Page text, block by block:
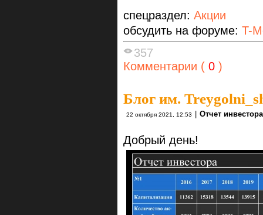
спецраздел: Акции
обсудить на форуме: T-
357
Комментарии ( 0 )
Блог им.
22 октября 2021, 12:53 Отчет инвестора
Добрый день!